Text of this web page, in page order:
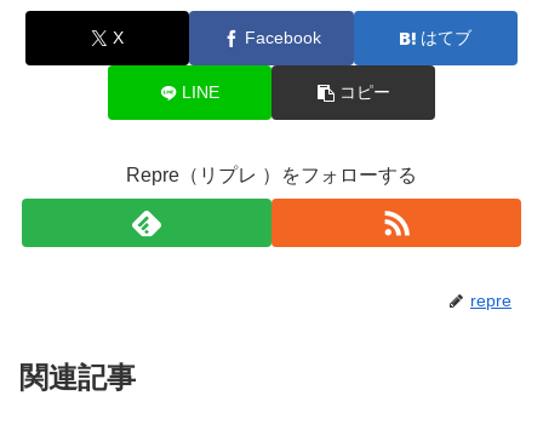
X Facebook はてブ
LINE コピー
Repre（リプレ ）をフォローする
repre
関連記事